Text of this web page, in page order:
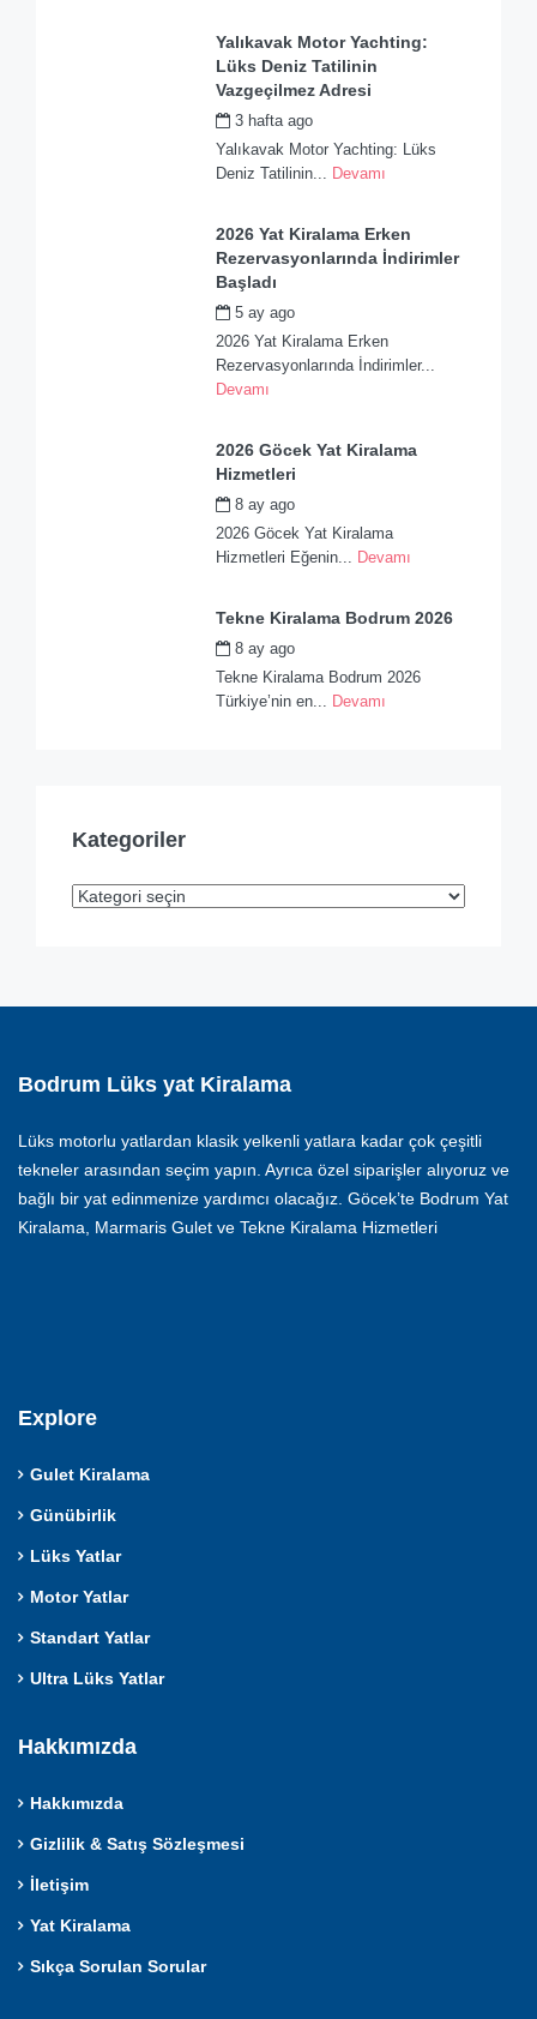
Yalıkavak Motor Yachting:
Lüks Deniz Tatilinin
Vazgeçilmez Adresi
3 hafta ago
Yalıkavak Motor Yachting: Lüks
Deniz Tatilinin... Devamı
2026 Yat Kiralama Erken
Rezervasyonlarında İndirimler
Başladı
5 ay ago
2026 Yat Kiralama Erken
Rezervasyonlarında İndirimler...
Devamı
2026 Göcek Yat Kiralama
Hizmetleri
8 ay ago
2026 Göcek Yat Kiralama
Hizmetleri Eğenin... Devamı
Tekne Kiralama Bodrum 2026
8 ay ago
Tekne Kiralama Bodrum 2026
Türkiye’nin en... Devamı
Kategoriler
Bodrum Lüks yat Kiralama
Lüks motorlu yatlardan klasik yelkenli yatlara kadar çok çeşitli
tekneler arasından seçim yapın. Ayrıca özel siparişler alıyoruz ve
bağlı bir yat edinmenize yardımcı olacağız. Göcek’te Bodrum Yat
Kiralama, Marmaris Gulet ve Tekne Kiralama Hizmetleri
Explore
Gulet Kiralama
Günübirlik
Lüks Yatlar
Motor Yatlar
Standart Yatlar
Ultra Lüks Yatlar
Hakkımızda
Hakkımızda
Gizlilik & Satış Sözleşmesi
İletişim
Yat Kiralama
Sıkça Sorulan Sorular